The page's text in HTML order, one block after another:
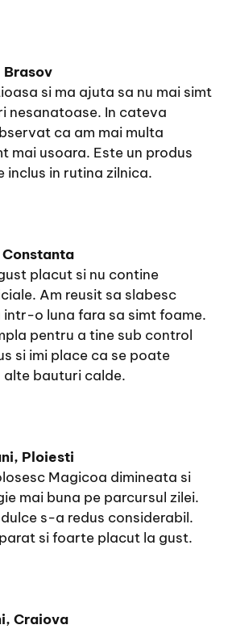
Brasov
si ma ajuta sa nu mai simt
nesanatoase. In cateva
ca am mai multa
mai usoara. Este un produs
inclus in rutina zilnica.
Constanta
placut si nu contine
Am reusit sa slabesc
o luna fara sa simt foame.
pentru a tine sub control
si imi place ca se poate
alte bauturi calde.
Ploiesti
Magicoa dimineata si
mai buna pe parcursul zilei.
s-a redus considerabil.
si foarte placut la gust.
Craiova